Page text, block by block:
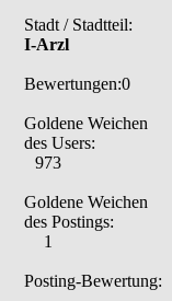
Stadt / Stadtteil:
I-Arzl
Bewertungen:0
Goldene Weichen
des Users:
973
Goldene Weichen
des Postings:
1
Posting-Bewertung: